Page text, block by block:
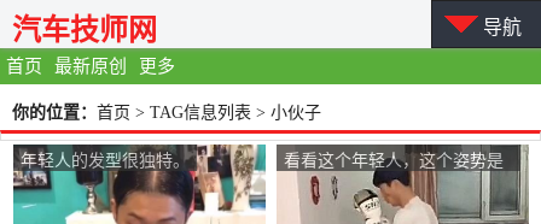
首页 最新原创 更多
汽车技师网 导航
你的位置： 首页 > TAG信息列表 > 小伙子
年轻人的发型很独特。
看看这个年轻人，这个姿势是
练过的